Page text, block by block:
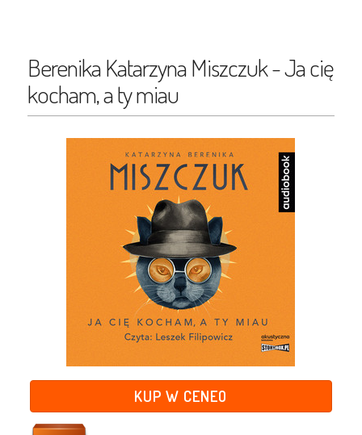
Berenika Katarzyna Miszczuk - Ja cię
kocham, a ty miau
KUP W CENEO